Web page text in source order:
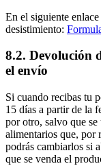
En el siguiente
desistimiento:
8.2. Devolución
el envío
Si cuando recibas tu
15 días a partir de la
por otro, salvo que
alimentarios que, por
podrás cambiarlos si
que se venda el